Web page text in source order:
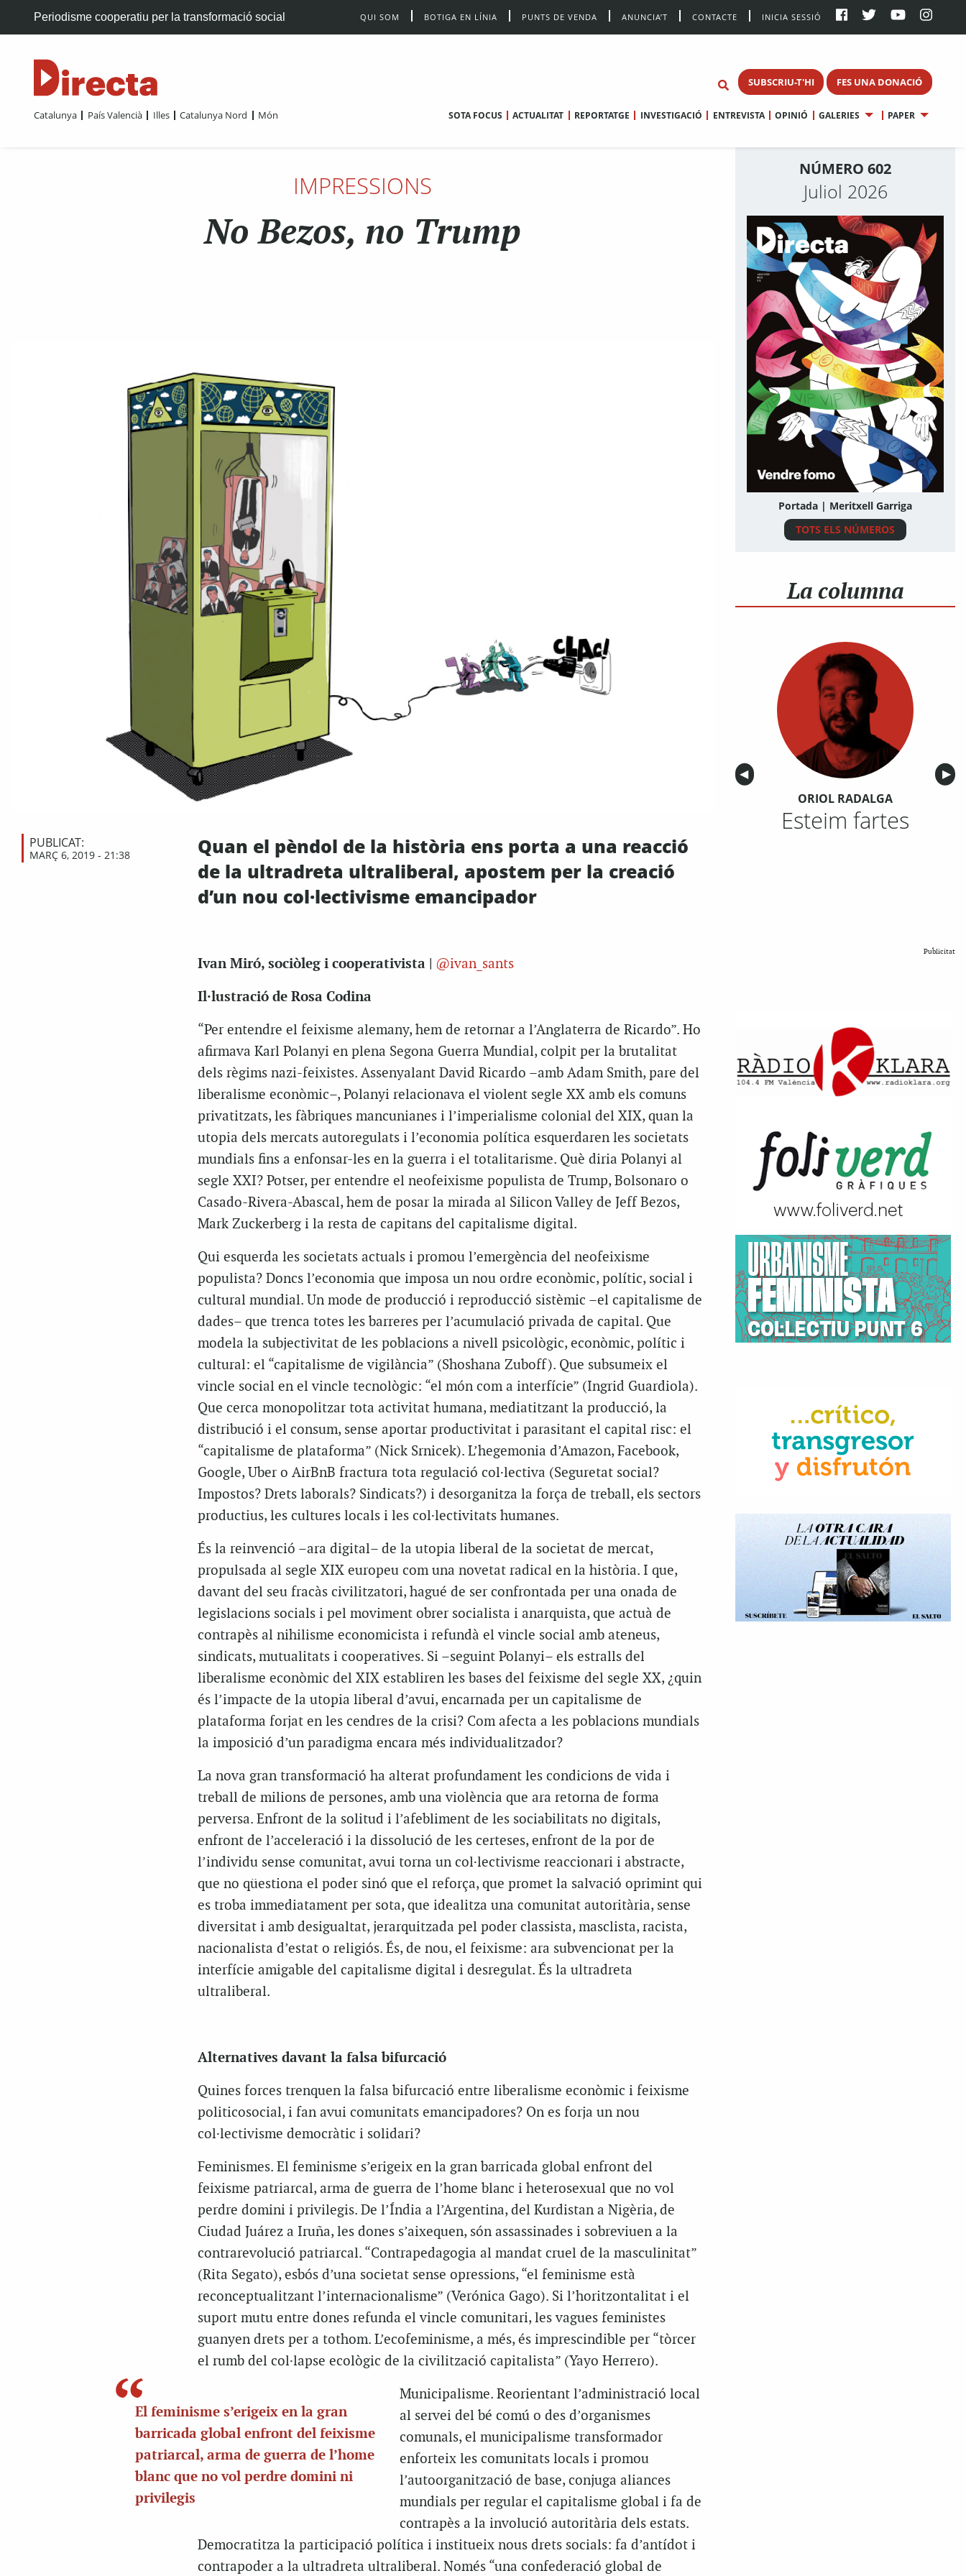
Periodisme cooperatiu per la transformació social QUI SOM BOTIGA EN LÍNIA PUNTS DE VENDA ANUNCIA’T CONTACTE INICIA SESSIÓ
SUBSCRIU-T'HI FES UNA DONACIÓ
Catalunya País Valencià Illes Catalunya Nord Món SOTA FOCUS ACTUALITAT REPORTATGE INVESTIGACIÓ ENTREVISTA OPINIÓ GALERIES PAPER
IMPRESSIONS
No Bezos, no Trump
PUBLICAT:
MARÇ 6, 2019 - 21:38
Quan el pèndol de la història ens porta a una reacció
de la ultradreta ultraliberal, apostem per la creació
d’un nou col·lectivisme emancipador
Ivan Miró, sociòleg i cooperativista |
@ivan_sants
Il·lustració de Rosa Codina
“Per entendre el feixisme alemany, hem de retornar a l’Anglaterra de Ricardo”. Ho
afirmava Karl Polanyi en plena Segona Guerra Mundial, colpit per la brutalitat
dels règims nazi-feixistes. Assenyalant David Ricardo –amb Adam Smith, pare del
liberalisme econòmic–, Polanyi relacionava el violent segle XX amb els comuns
privatitzats, les fàbriques mancunianes i l’imperialisme colonial del XIX, quan la
utopia dels mercats autoregulats i l’economia política esquerdaren les societats
mundials fins a enfonsar-les en la guerra i el totalitarisme. Què diria Polanyi al
segle XXI? Potser, per entendre el neofeixisme populista de Trump, Bolsonaro o
Casado-Rivera-Abascal, hem de posar la mirada al Silicon Valley de Jeff Bezos,
Mark Zuckerberg i la resta de capitans del capitalisme digital.
Qui esquerda les societats actuals i promou l’emergència del neofeixisme
populista? Doncs l’economia que imposa un nou ordre econòmic, polític, social i
cultural mundial. Un mode de producció i reproducció sistèmic –el capitalisme de
dades– que trenca totes les barreres per l’acumulació privada de capital. Que
modela la subjectivitat de les poblacions a nivell psicològic, econòmic, polític i
cultural: el “capitalisme de vigilància” (Shoshana Zuboff). Que subsumeix el
vincle social en el vincle tecnològic: “el món com a interfície” (Ingrid Guardiola).
Que cerca monopolitzar tota activitat humana, mediatitzant la producció, la
distribució i el consum, sense aportar productivitat i parasitant el capital risc: el
“capitalisme de plataforma” (Nick Srnicek). L’hegemonia d’Amazon, Facebook,
Google, Uber o AirBnB fractura tota regulació col·lectiva (Seguretat social?
Impostos? Drets laborals? Sindicats?) i desorganitza la força de treball, els sectors
productius, les cultures locals i les col·lectivitats humanes.
És la reinvenció –ara digital– de la utopia liberal de la societat de mercat,
propulsada al segle XIX europeu com una novetat radical en la història. I que,
davant del seu fracàs civilitzatori, hagué de ser confrontada per una onada de
legislacions socials i pel moviment obrer socialista i anarquista, que actuà de
contrapès al nihilisme economicista i refundà el vincle social amb ateneus,
sindicats, mutualitats i cooperatives. Si –seguint Polanyi– els estralls del
liberalisme econòmic del XIX establiren les bases del feixisme del segle XX, ¿quin
és l’impacte de la utopia liberal d’avui, encarnada per un capitalisme de
plataforma forjat en les cendres de la crisi? Com afecta a les poblacions mundials
la imposició d’un paradigma encara més individualitzador?
La nova gran transformació ha alterat profundament les condicions de vida i
treball de milions de persones, amb una violència que ara retorna de forma
perversa. Enfront de la solitud i l’afebliment de les sociabilitats no digitals,
enfront de l’acceleració i la dissolució de les certeses, enfront de la por de
l’individu sense comunitat, avui torna un col·lectivisme reaccionari i abstracte,
que no qüestiona el poder sinó que el reforça, que promet la salvació oprimint qui
es troba immediatament per sota, que idealitza una comunitat autoritària, sense
diversitat i amb desigualtat, jerarquitzada pel poder classista, masclista, racista,
nacionalista d’estat o religiós. És, de nou, el feixisme: ara subvencionat per la
interfície amigable del capitalisme digital i desregulat. És la ultradreta
ultraliberal.
Alternatives davant la falsa bifurcació
Quines forces trenquen la falsa bifurcació entre liberalisme econòmic i feixisme
politicosocial, i fan avui comunitats emancipadores? On es forja un nou
col·lectivisme democràtic i solidari?
Feminismes. El feminisme s’erigeix en la gran barricada global enfront del
feixisme patriarcal, arma de guerra de l’home blanc i heterosexual que no vol
perdre domini i privilegis. De l’Índia a l’Argentina, del Kurdistan a Nigèria, de
Ciudad Juárez a Iruña, les dones s’aixequen, són assassinades i sobreviuen a la
contrarevolució patriarcal. “Contrapedagogia al mandat cruel de la masculinitat”
(Rita Segato), esbós d’una societat sense opressions, “el feminisme està
reconceptualitzant l’internacionalisme” (Verónica Gago). Si l’horitzontalitat i el
suport mutu entre dones refunda el vincle comunitari, les vagues feministes
guanyen drets per a tothom. L’ecofeminisme, a més, és imprescindible per “tòrcer
el rumb del col·lapse ecològic de la civilització capitalista” (Yayo Herrero).
El feminisme s’erigeix en la gran
barricada global enfront del feixisme
patriarcal, arma de guerra de l’home
blanc que no vol perdre domini ni
privilegis
Municipalisme. Reorientant l’administració local
al servei del bé comú o des d’organismes
comunals, el municipalisme transformador
enforteix les comunitats locals i promou
l’autoorganització de base, conjuga aliances
mundials per regular el capitalisme global i fa de
contrapès a la involució autoritària dels estats.
Democratitza la participació política i institueix nous drets socials: fa d’antídot i
contrapoder a la ultradreta ultraliberal. Només “una confederació global de
NÚMERO 602
Juliol 2026
Portada | Meritxell Garriga
TOTS ELS NÚMEROS
La columna
Anterior
◀︎ ▶︎
ORIOL RADALGA
Esteim fartes
Publicitat